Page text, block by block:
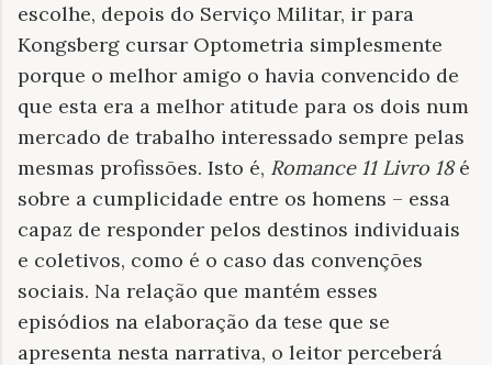
escolhe, depois do Serviço Militar, ir para
Kongsberg cursar Optometria simplesmente
porque o melhor amigo o havia convencido de
que esta era a melhor atitude para os dois num
mercado de trabalho interessado sempre pelas
mesmas profissões. Isto é, Romance 11 Livro 18é
sobre a cumplicidade entre os homens – essa
capaz de responder pelos destinos individuais
e coletivos, como é o caso das convenções
sociais. Na relação que mantém esses
episódios na elaboração da tese que se
apresenta nesta narrativa, o leitor perceberá